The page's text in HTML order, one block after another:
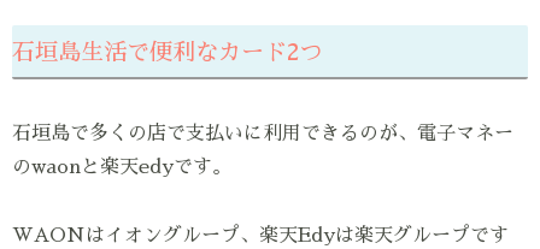
石垣島生活で便利なカード2つ
石垣島で多くの店で支払いに利用できるのが、電子マネー
のwaonと楽天edyです。
WAONはイオングループ、楽天Edyは楽天グループです